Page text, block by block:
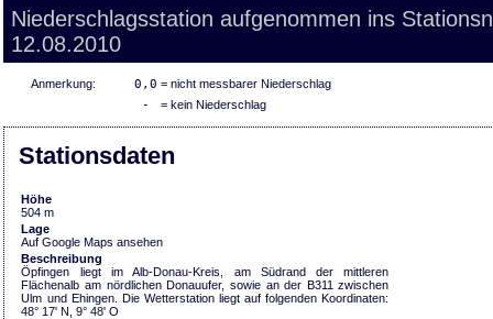
Niederschlagsstation aufgenommen ins
12.08.2010
Anmerkung: 0,0 = nicht messbarer Niederschlag
- = kein Niederschlag
Stationsdaten
Höhe
504 m
Lage
Auf Google Maps ansehen
Beschreibung
Öpfingen liegt im Alb-Donau-Kreis, am Südrand der mittleren
Flächenalb am nördlichen Donauufer, sowie an der B311 zwischen
Ulm und Ehingen. Die Wetterstation liegt auf folgenden Koordinaten:
48° 17' N, 9° 48' O